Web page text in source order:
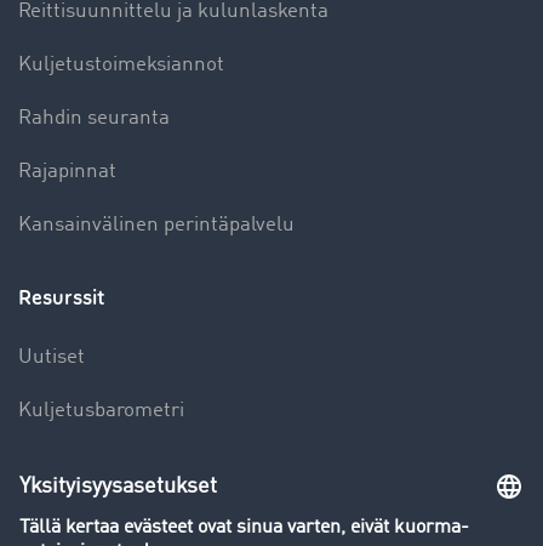
Reittisuunnittelu ja kulunlaskenta
Kuljetustoimeksiannot
Rahdin seuranta
Rajapinnat
Kansainvälinen perintäpalvelu
Resurssit
Uutiset
Kuljetusbarometri
Yleiskatsaus rahtipörssiin